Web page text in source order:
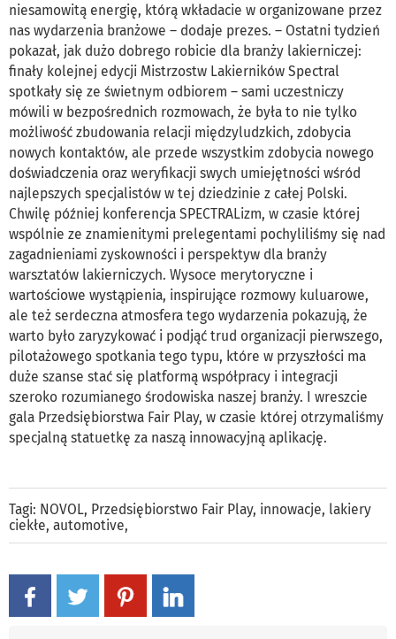
niesamowitą energię, którą wkładacie w organizowane przez
nas wydarzenia branżowe – dodaje prezes. – Ostatni tydzień
pokazał, jak dużo dobrego robicie dla branży lakierniczej:
finały kolejnej edycji Mistrzostw Lakierników Spectral
spotkały się ze świetnym odbiorem – sami uczestniczy
mówili w bezpośrednich rozmowach, że była to nie tylko
możliwość zbudowania relacji międzyludzkich, zdobycia
nowych kontaktów, ale przede wszystkim zdobycia nowego
doświadczenia oraz weryfikacji swych umiejętności wśród
najlepszych specjalistów w tej dziedzinie z całej Polski.
Chwilę później konferencja SPECTRALizm, w czasie której
wspólnie ze znamienitymi prelegentami pochyliliśmy się nad
zagadnieniami zyskowności i perspektyw dla branży
warsztatów lakierniczych. Wysoce merytoryczne i
wartościowe wystąpienia, inspirujące rozmowy kuluarowe,
ale też serdeczna atmosfera tego wydarzenia pokazują, że
warto było zaryzykować i podjąć trud organizacji pierwszego,
pilotażowego spotkania tego typu, które w przyszłości ma
duże szanse stać się platformą współpracy i integracji
szeroko rozumianego środowiska naszej branży. I wreszcie
gala Przedsiębiorstwa Fair Play, w czasie której otrzymaliśmy
specjalną statuetkę za naszą innowacyjną aplikację.
Tagi: NOVOL, Przedsiębiorstwo Fair Play, innowacje, lakiery
ciekłe, automotive,